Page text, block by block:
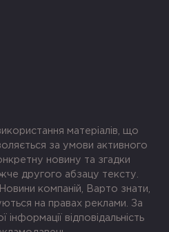
матеріалів, що
за умови активного
новину та згадки
другого абзацу тексту.
компаній, Варто знати,
на правах реклами. За
інформації відповідальність